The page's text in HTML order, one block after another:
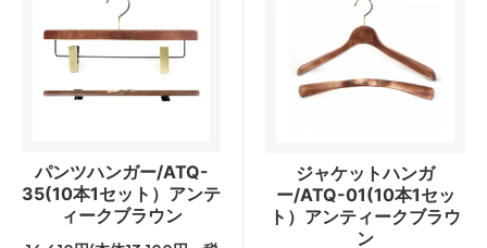
パンツハンガー/ATQ-
35(10本1セット）アンテ
ィークブラウン
ジャケットハンガ
ー/ATQ-01(10本1セッ
ト）アンティークブラウ
ン